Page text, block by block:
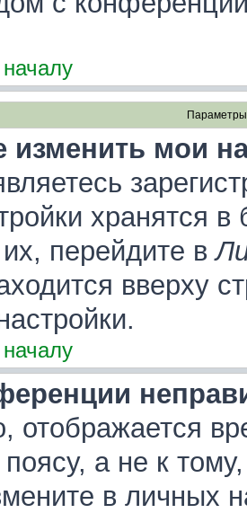
Параметры
изменить мои
хранятся
перейдите в
вверху
отображается
а не к
в личных